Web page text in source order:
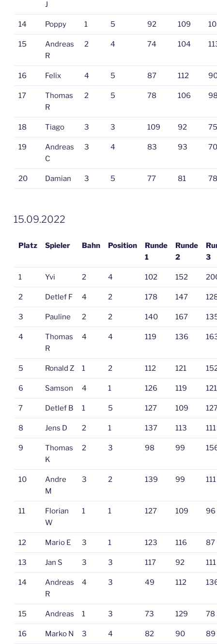
J
14 Poppy 1 5 92 109
15
Andreas
R
2 4 74 104
16 Felix 4 5 87 112
17
Thomas
R
2 5 78 106
18 Tiago 3 3 109 92 75
19
Andreas
C
3 4 83 93 70
20 Damian 3 5 77 81 78
VERÖFFENTLICHT
AM
15.09.2022
Platz Spieler Bahn Position
Runde
1
Runde
2
3
1 Yvi 2 4 102 152
2 Detlef F 4 2 178 147
3 Pauline 2 2 140 167
4
Thomas
R
4 4 119 136
5 Ronald Z 1 2 112 121
6 Samson 4 1 126 119 121
7 Detlef B 1 5 127 109
8 Jens D 2 1 137 113 111
9
Thomas
K
2 3 98 99
10
Andre
M
3 2 139 99 111
11
Florian
W
1 1 127 109 96
12 Mario E 3 1 123 116 87
13 Jan S 3 3 117 92 111
14
Andreas
R
4 3 49 112
15 Andreas 1 3 73 129 78
16 Marko N 3 4 82 90 89